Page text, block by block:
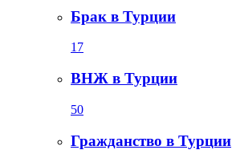
Брак в Турции
17
ВНЖ в Турции
50
Гражданство в Турции